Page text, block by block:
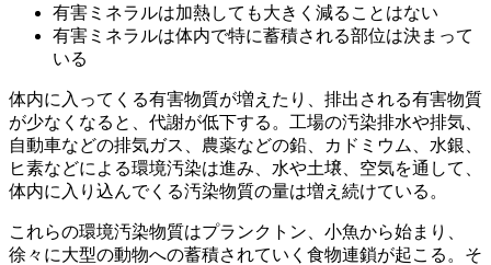
有害ミネラルは加熱しても大きく減ることはない
有害ミネラルは体内で特に蓄積される部位は決まって
いる
体内に入ってくる有害物質が増えたり、排出される有害物質
が少なくなると、代謝が低下する。工場の汚染排水や排気、
自動車などの排気ガス、農薬などの鉛、カドミウム、水銀、
ヒ素などによる環境汚染は進み、水や土壌、空気を通して、
体内に入り込んでくる汚染物質の量は増え続けている。
これらの環境汚染物質はプランクトン、小魚から始まり、
徐々に大型の動物への蓄積されていく食物連鎖が起こる。そ